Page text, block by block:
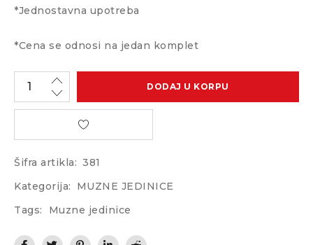
*Jednostavna upotreba
*Cena se odnosi na jedan komplet
DODAJ U KORPU
Šifra artikla: 381
Kategorija:
MUZNE JEDINICE
Tags:
Muzne jedinice